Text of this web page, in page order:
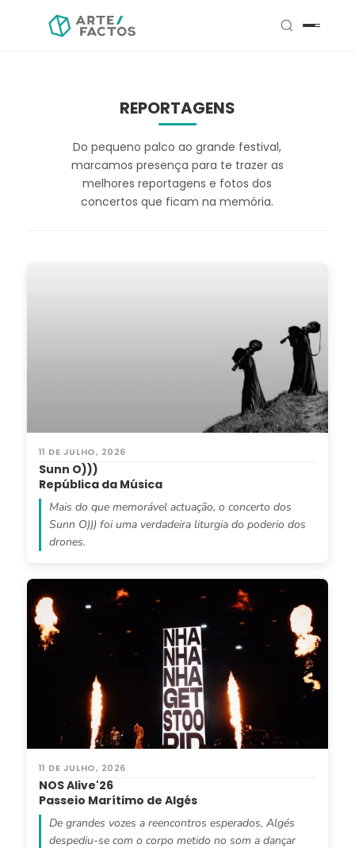
REPORTAGENS
Do pequeno palco ao grande festival,
marcamos presença para te trazer as
melhores reportagens e fotos dos
concertos que ficam na memória.
11 DE JULHO, 2026
Sunn O)))
República da Música
Mais do que memorável actuação, o concerto dos
Sunn O))) foi uma verdadeira liturgia do poderio dos
drones.
11 DE JULHO, 2026
NOS Alive'26
Passeio Marítimo de Algés
De grandes vozes a reencontros esperados, Algés
despediu-se com o corpo metido no som a dançar